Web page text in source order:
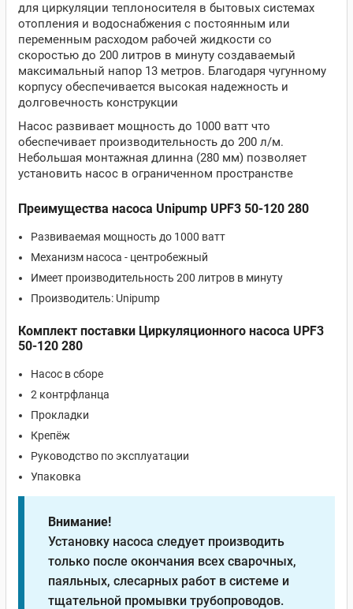
для циркуляции теплоносителя в бытовых системах
отопления и водоснабжения с постоянным или
переменным расходом рабочей жидкости со
скоростью до 200 литров в минуту создаваемый
максимальный напор 13 метров. Благодаря чугунному
корпусу обеспечивается высокая надежность и
долговечность конструкции
Насос развивает мощность до 1000 ватт что
обеспечивает производительность до 200 л/м.
Небольшая монтажная длинна (280 мм) позволяет
установить насос в ограниченном пространстве
Преимущества насоса Unipump UPF3 50-120 280
Развиваемая мощность до 1000 ватт
Механизм насоса - центробежный
Имеет производительность 200 литров в минуту
Производитель: Unipump
Комплект поставки Циркуляционного насоса UPF3
50-120 280
Насос в сборе
2 контрфланца
Прокладки
Крепёж
Руководство по эксплуатации
Упаковка
Внимание!
Установку насоса следует производить
только после окончания всех сварочных,
паяльных, слесарных работ в системе и
тщательной промывки трубопроводов.